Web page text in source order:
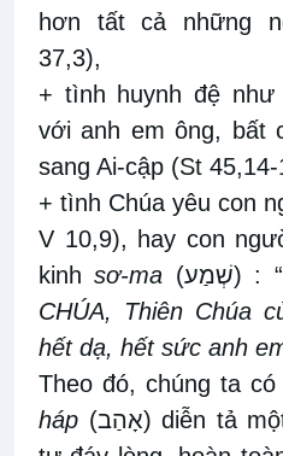
hơn tất cả những
37,3),
+ tình huynh đệ như
với anh em ông, bất
sang Ai-cập (St 45,14-
+ tình Chúa yêu con
V 10,9), hay con
kinhsơ-ma (שְׁמַע) : “
CHÚA, Thiên Chúa
hết dạ, hết sức anh
Theo đó, chúng ta
háp (אָהַב) diễn tả